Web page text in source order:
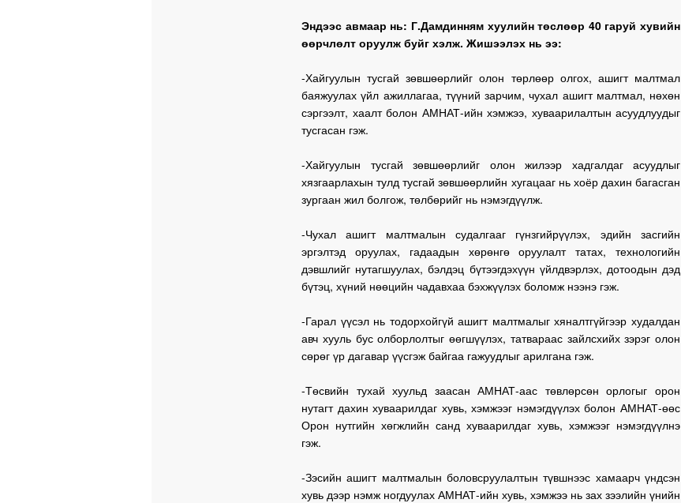
Эндээс авмаар нь: Г.Дамдинням хуулийн төслөөр 40 гаруй хувийн
өөрчлөлт оруулж буйг хэлж. Жишээлэх нь ээ:
-Хайгуулын тусгай зөвшөөрлийг олон төрлөөр олгох, ашигт малтмал
баяжуулах үйл ажиллагаа, түүний зарчим, чухал ашигт малтмал, нөхөн
сэргээлт, хаалт болон АМНАТ-ийн хэмжээ, хуваарилалтын асуудлуудыг
тусгасан гэж.
-Хайгуулын тусгай зөвшөөрлийг олон жилээр хадгалдаг асуудлыг
хязгаарлахын тулд тусгай зөвшөөрлийн хугацааг нь хоёр дахин багасган
зургаан жил болгож, төлбөрийг нь нэмэгдүүлж.
-Чухал ашигт малтмалын судалгааг гүнзгийрүүлэх, эдийн засгийн
эргэлтэд оруулах, гадаадын хөрөнгө оруулалт татах, технологийн
дэвшлийг нутагшуулах, бэлдэц бүтээгдэхүүн үйлдвэрлэх, дотоодын дэд
бүтэц, хүний нөөцийн чадавхаа бэхжүүлэх боломж нээнэ гэж.
-Гарал үүсэл нь тодорхойгүй ашигт малтмалыг хяналтгүйгээр худалдан
авч хууль бус олборлолтыг өөгшүүлэх, татвараас зайлсхийх зэрэг олон
сөрөг үр дагавар үүсгэж байгаа гажуудлыг арилгана гэж.
-Төсвийн тухай хуульд заасан АМНАТ-аас төвлөрсөн орлогыг орон
нутагт дахин хуваарилдаг хувь, хэмжээг нэмэгдүүлэх болон АМНАТ-өөс
Орон нутгийн хөгжлийн санд хуваарилдаг хувь, хэмжээг нэмэгдүүлнэ
гэж.
-Зэсийн ашигт малтмалын боловсруулалтын түвшнээс хамаарч үндсэн
хувь дээр нэмж ногдуулах АМНАТ-ийн хувь, хэмжээ нь зах зээлийн үнийн